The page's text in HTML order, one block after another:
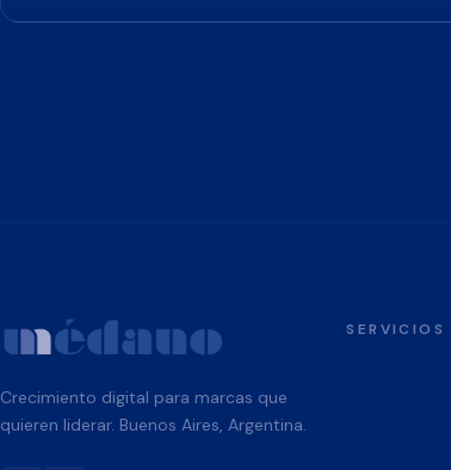
Crecimiento digital para marcas que
quieren liderar. Buenos Aires, Argentina.
SERVICIOS